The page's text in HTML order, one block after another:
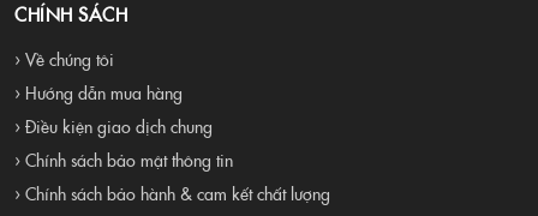
CHÍNH SÁCH
› Về chúng tôi
› Hướng dẫn mua hàng
› Điều kiện giao dịch chung
› Chính sách bảo mật thông tin
› Chính sách bảo hành & cam kết chất lượng